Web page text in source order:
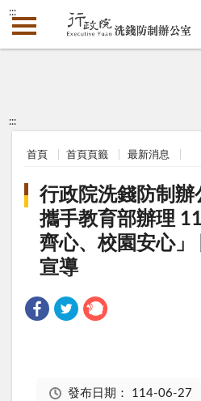
:::
:::
首頁 首頁頁籤 最新消息
行政院洗錢防制辦
攜手教育部辦理
齊心、校園安心」
宣導
發布日期： 114-06-27